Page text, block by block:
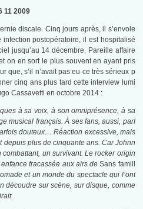
11 2009
discale. Cinq jours après, il s’envole
infection postopératoire, il est hospitalisé
jusqu’au 14 décembre. Pareille affaire
on en sort le plus souvent en ayant pris
que, s’il n’avait pas eu ce très sérieux p
cinq ans plus tard cette interview lumi
Cassavetti en octobre 2014 :
à sa voix, à son omniprésence, à sa
musical français. À ses fans, aussi, parf
douteux… Réaction excessive, mais
depuis plus de cinquante ans. Car Johnn
un survivant. Le rocker origin
fracassée aux airs deSans famill
et un monde du spectacle qui l’ont
découdre sur scène, sur disque, comme